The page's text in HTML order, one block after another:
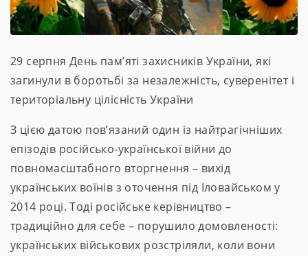
29 серпня День пам’яті захисників України, які
загинули в боротьбі за незалежність, суверенітет і
територіальну цілісність України
З цією датою пов’язаний один із найтрагічніших
епізодів російсько-української війни до
повномасштабного вторгнення – вихід
українських воїнів з оточення під Іловайськом у
2014 році. Тоді російське керівництво –
традиційно для себе – порушило домовленості:
українських військових розстріляли, коли вони